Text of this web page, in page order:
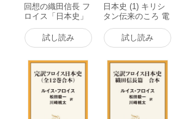
回想の織田信長 フ
ロイス「日本史」
より 電子書籍版
試し読み
日本史 (1) キリシ
タン伝来のころ 電
子書籍版
試し読み